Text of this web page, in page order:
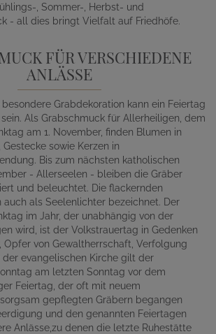
, Sommer-, Herbst- und
- all dies bringt Vielfalt auf Friedhöfe.
FÜR VERSCHIEDENE
ANLÄSSE
Grabdekoration kann ein Feiertag
Als Grabschmuck für Allerheiligen, dem
am 1. November, finden Blumen in
Gestecke sowie Kerzen in
Bis zum nächsten katholischen
- Allerseelen - bleiben die Gräber
und beleuchtet. Die flackernden
als Seelenlichter bezeichnet. Der
im Jahr, der unabhängig von der
wird, ist der Volkstrauertag in Gedenken
Opfer von Gewaltherrschaft, Verfolgung
der evangelischen Kirche gilt der
am letzten Sonntag vor dem
Feiertag, der oft mit neuem
gepflegten Gräbern begangen
und den genannten Feiertagen
Anlässe,zu denen die letzte Ruhestätte